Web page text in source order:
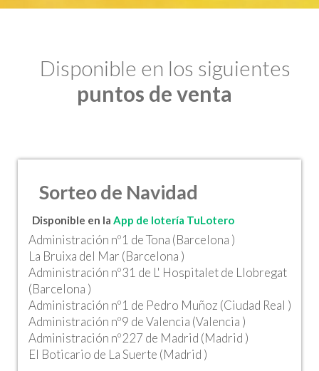
Disponible en los siguientes
puntos de venta
Sorteo de Navidad
Disponible en la App de lotería TuLotero
Administración nº1 de Tona (Barcelona )
La Bruixa del Mar (Barcelona )
Administración nº31 de L' Hospitalet de Llobregat
(Barcelona )
Administración nº1 de Pedro Muñoz (Ciudad Real )
Administración nº9 de Valencia (Valencia )
Administración nº227 de Madrid (Madrid )
El Boticario de La Suerte (Madrid )